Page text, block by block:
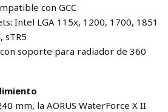
con GCC
Intel LGA 115x, 1200, 1700, 1851
sTR5
soporte para radiador de 360
mm, la AORUS WaterForce X II